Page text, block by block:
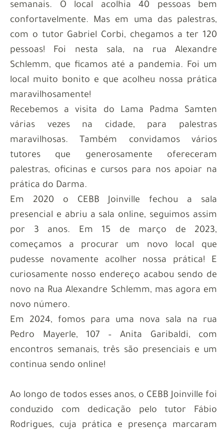
semanais. O local acolhia 40 pessoas bem
confortavelmente. Mas em uma das palestras,
com o tutor Gabriel Corbi, chegamos a ter 120
pessoas! Foi nesta sala, na rua Alexandre
Schlemm, que ficamos até a pandemia. Foi um
local muito bonito e que acolheu nossa prática
maravilhosamente!
Recebemos a visita do Lama Padma Samten
várias vezes na cidade, para palestras
maravilhosas. Também convidamos vários
tutores que generosamente ofereceram
palestras, oficinas e cursos para nos apoiar na
prática do Darma.
Em 2020 o CEBB Joinville fechou a sala
presencial e abriu a sala online, seguimos assim
por 3 anos. Em 15 de março de 2023,
começamos a procurar um novo local que
pudesse novamente acolher nossa prática! E
curiosamente nosso endereço acabou sendo de
novo na Rua Alexandre Schlemm, mas agora em
novo número.
Em 2024, fomos para uma nova sala na rua
Pedro Mayerle, 107 – Anita Garibaldi, com
encontros semanais, três são presenciais e um
continua sendo online!
Ao longo de todos esses anos, o CEBB Joinville foi
conduzido com dedicação pelo tutor Fábio
Rodrigues, cuja prática e presença marcaram